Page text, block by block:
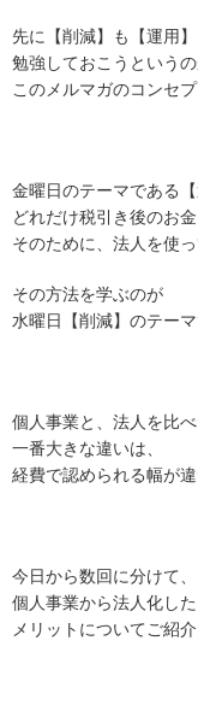
先に【削減】も【運用】
勉強しておこうという
このメルマガのコンセプ
金曜日のテーマである
どれだけ税引き後のお
そのために、法人を使
その方法を学ぶのが
水曜日【削減】のテー
個人事業と、法人を比べ
一番大きな違いは、
経費で認められる幅が違
今日から数回に分けて、
個人事業から法人化し
メリットについてご紹